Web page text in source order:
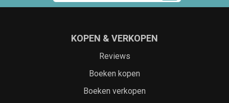
KOPEN & VERKOPEN
Reviews
Boeken kopen
Boeken verkopen